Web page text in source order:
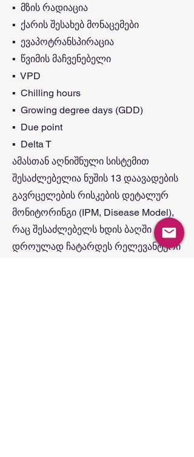
▪️ მზის რადიაცია
▪️ ქარის შესახებ მონაცემები
▪️ ევაპოტრანსპირაცია
▪️ წვიმის მაჩვენებელი
▪️ VPD
▪️ Chilling hours
▪️ Growing degree days (GDD)
▪️ Due point
▪️ Delta T
ამასთან აღნიშნული სისტემით
შესაძლებელია ნუშის 13 დაავადების
გავრცელების რისკების დეტალურ
მონიტორინგი (IPM, Disease Model),
რაც შესაძლებელს ხდის ბაღში
დროულად ჩატარდეს რელევანტური